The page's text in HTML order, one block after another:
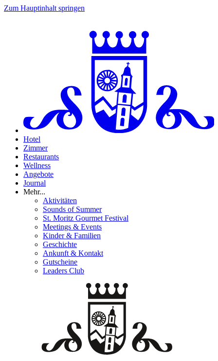
Zum Hauptinhalt springen
Hotel
Zimmer
Restaurants
Wellness
Angebote
Journal
Mehr...
Aktivitäten
Sounds of Summer
St. Moritz Gourmet Festival
Meetings & Events
Kinder & Familien
Geschichte
Ankunft & Kontakt
Gutscheine
Leaders Club